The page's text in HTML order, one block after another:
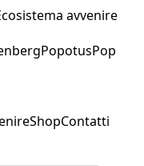
avvenire
PopotusPop
ShopContatti